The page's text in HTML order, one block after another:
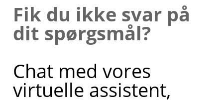
Fik du ikke svar på
dit spørgsmål?
Chat med vores
virtuelle assistent,